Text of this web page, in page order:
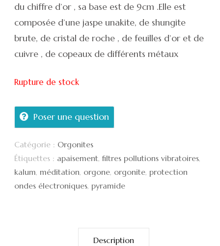
du chiffre d’or , sa base est de 9cm .Elle est
composée d’une jaspe unakite, de shungite
brute, de cristal de roche , de feuilles d’or et de
cuivre , de copeaux de différents métaux
Rupture de stock
Poser une question
Catégorie : Orgonites
Étiquettes : apaisement,filtres pollutions vibratoires,
kalum, méditation, orgone, orgonite, protection
ondes électroniques, pyramide
Description